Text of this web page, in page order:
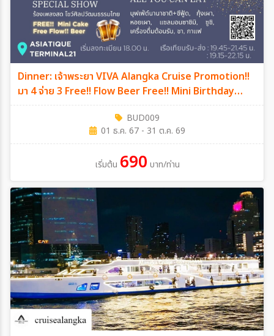
Dinner: เจ้าพระยา VIVA Alangka Cruise Promotion!!
มา 4 จ่าย 3 Free!! Flow Beer Free!! Mini Birthday
Cake
BUD009
01 ธ.ค. 67 - 31 ต.ค. 69
เริ่มต้น 690 บาท/ท่าน